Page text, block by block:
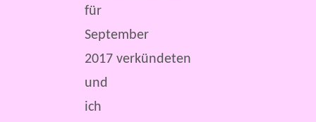
für
September
2017 verkündeten
und
ich